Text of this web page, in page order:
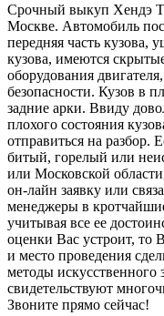
Срочный выкуп Хендэ
Москве. Автомобиль
передняя часть
кузова, имеются
оборудования
безопасности. Кузов в
задние арки. Ввиду
плохого состояния
отправиться на
битый, горелый или
или Московской
он-лайн заявку или
менеджеры в
учитывая все ее
оценки Вас устроит, то
и место проведения
методы
свидетельствуют
Звоните прямо сейчас!